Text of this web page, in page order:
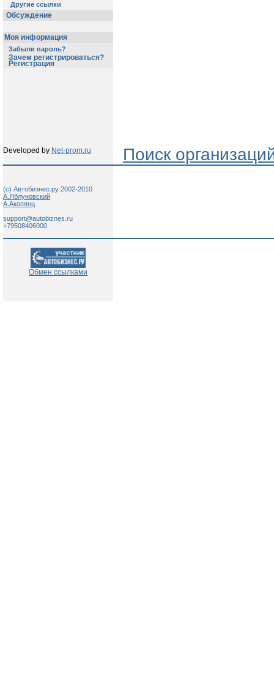
Другие ссылки
Обсуждение
Моя информация
Забыли пароль?
Зачем регистрироваться?
Регистрация
Developed by Net-prom.ru Поиск
(c) Автобизнес.ру 2002-2010
А.Яблуновский
А.Акопянц
support@autobiznes.ru
+79508406000
Обмен ссылками